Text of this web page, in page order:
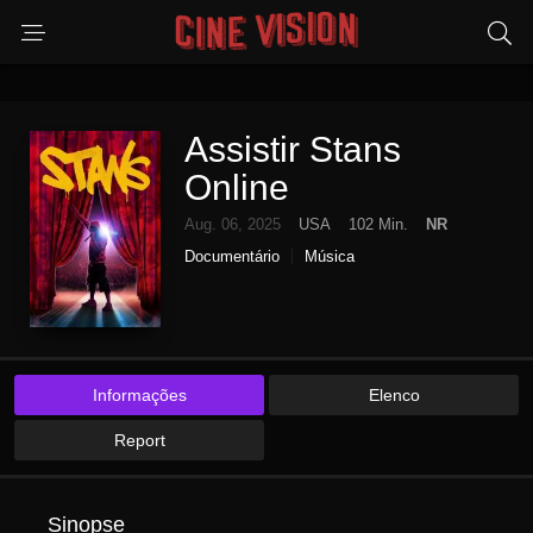
Assistir Stans
Online
Aug. 06, 2025 USA 102 Min.
NR
Documentário
Música
Informações Elenco
Report
Sinopse